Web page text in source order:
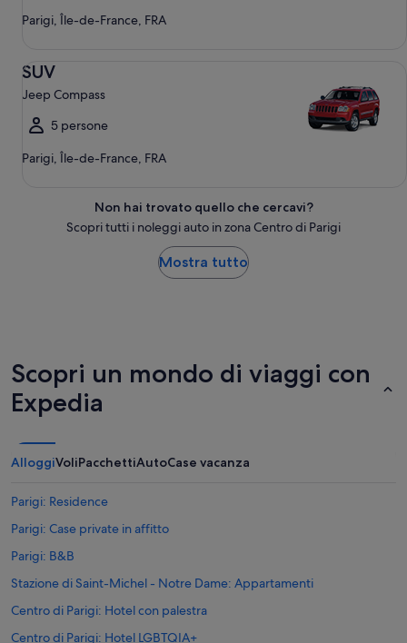
Parigi, Île-de-France, FRA
SUV
Jeep Compass
5 persone
Parigi, Île-de-France, FRA
Non hai trovato quello che cercavi?
Scopri tutti i noleggi auto in zona Centro di Parigi
Mostra tutto
Scopri un mondo di viaggi con
Expedia
AlloggiVoliPacchettiAutoCase vacanza
Parigi: Residence
Parigi: Case private in affitto
Parigi: B&B
Stazione di Saint-Michel - Notre Dame: Appartamenti
Centro di Parigi: Hotel con palestra
Centro di Parigi: Hotel LGBTQIA+